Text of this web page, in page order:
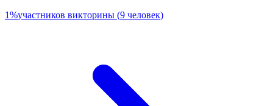
1%участников викторины (9 человек)